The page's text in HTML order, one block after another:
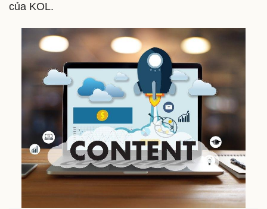
của KOL.